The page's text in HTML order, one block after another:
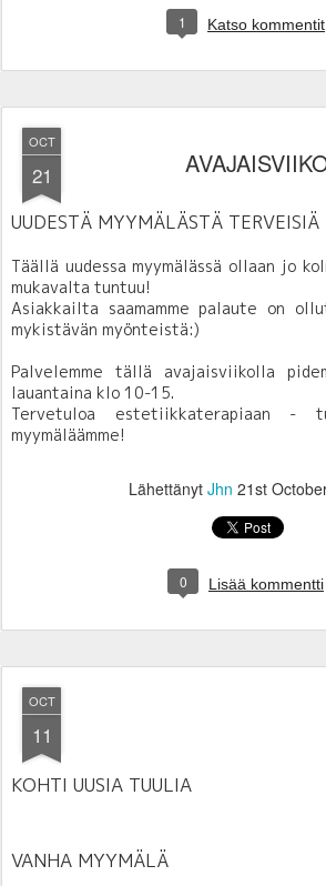
1 Katso kommentit
OCT
21
UUDESTÄ MYYMÄLÄSTÄ TERVEISIÄ
Täällä uudessa myymälässä ollaan jo
mukavalta tuntuu!
Asiakkailta saamamme palaute on
mykistävän myönteistä:)
Palvelemme tällä avajaisviikolla
lauantaina klo 10-15.
Tervetuloa estetiikkaterapiaan -
myymäläämme!
Lähettänyt Jhn 21st
0 Lisää kommentti
OCT
11
KOHTI UUSIA TUULIA
VANHA MYYMÄLÄ